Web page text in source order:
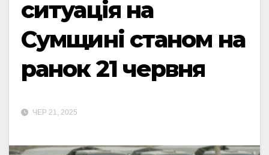
ситуація на
Сумщині станом на
ранок 21 червня
ЧЕР 21, 2025